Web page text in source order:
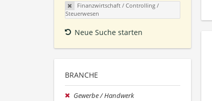
Finanzwirtschaft / Controlling /
Steuerwesen
Neue Suche starten
BRANCHE
Gewerbe / Handwerk